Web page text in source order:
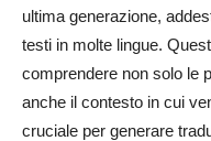
ultima generazione,
testi in molte lingue.
comprendere non solo le
anche il contesto in cui
cruciale per generare